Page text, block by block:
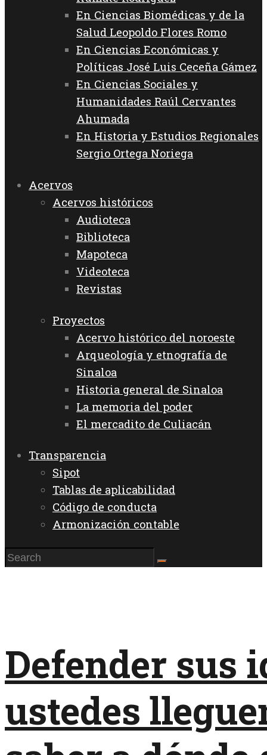
En Ciencias Biomédicas y de la
Salud Leopoldo Flores Romo
En Ciencias Económicas y
Políticas José Luis Ceceña Gámez
En Ciencias Sociales y
Humanidades Raúl Cervantes
Ahumada
En Historia y Estudios Regionales
Sergio Ortega Noriega
Acervos
Acervos históricos
Audioteca
Biblioteca
Mapoteca
Videoteca
Revistas
Proyectos
Acervo histórico del noroeste
Arqueología y etnografía de
Sinaloa
Historia general de Sinaloa
La memoria del poder
El mercadito de Culiacán
Transparencia
Sipot
Tablas de aplicabilidad
Código de conducta
Armonización contable
Defender sus
ustedes